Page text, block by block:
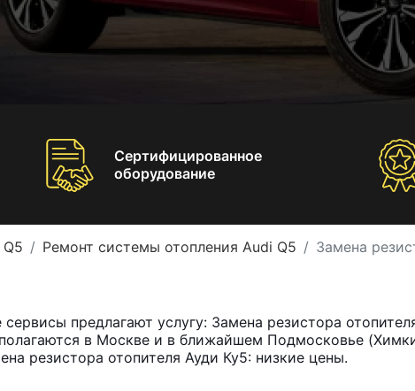
Сертифицированное
оборудование
Ремонт системы отопления Audi Q5 Замена
предлагают услугу: Замена резистора
в Москве и в ближайшем Подмосковье
резистора отопителя Ауди Ку5: низкие цены.